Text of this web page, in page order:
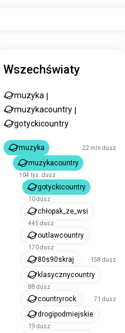
Wszechświaty
muzyka
muzykacountry
gotyckicountry
muzyka 22 mln dusz
muzykacountry
104 tys. dusz
gotyckicountry
10 dusz
chłopak_ze_wsi
445 dusz
outlawcountry
170 dusz
80s90skraj 158 dusz
klasycznycountry
88 dusz
countryrock 71 dusz
drogipodmiejskie
19 dusz